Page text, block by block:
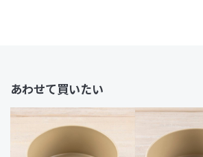
あわせて買いたい